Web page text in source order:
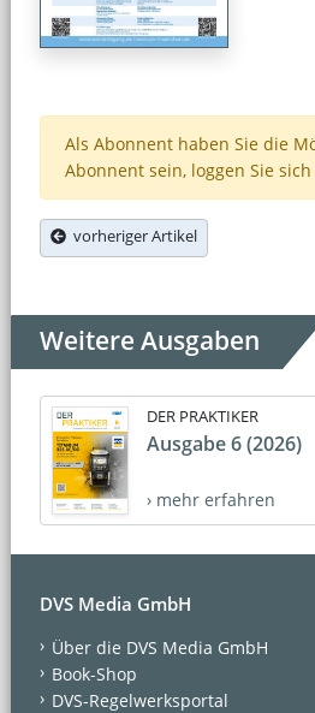
Als Abonnent haben Sie die
Abonnent sein, loggen Sie
vorheriger Artikel
Weitere Ausgaben
DER PRAKTIKER
Ausgabe 6 (2026)
› mehr erfahren
DVS Media GmbH
Über die DVS Media GmbH
Book-Shop
DVS-Regelwerksportal